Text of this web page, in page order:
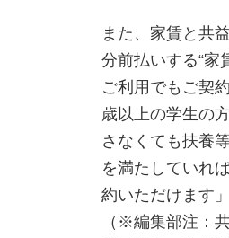
また、家賃と共
分前払いする“家
ご利用でもご契
歳以上の学生の
さなくても扶養
を満たしていれ
約いただけます」
（※編集部注：